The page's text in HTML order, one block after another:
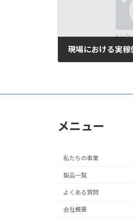
現場における実稼
メニュー
私たちの事業
製品一覧
よくある質問
会社概要